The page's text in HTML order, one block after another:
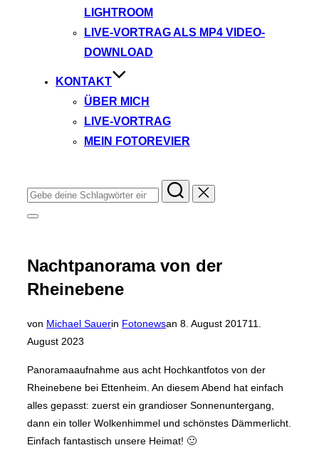
LIGHTROOM
LIVE-VORTRAG ALS MP4 VIDEO-
DOWNLOAD
KONTAKT
ÜBER MICH
LIVE-VORTRAG
MEIN FOTOREVIER
Suchen
nach:
Seitenleiste
Nachtpanorama von der
Rheinebene
von Michael Sauerin Fotonewsan Veröffentlicht
8. August 201711.
August 2023
Panoramaaufnahme aus acht Hochkantfotos von der
Rheinebene bei Ettenheim. An diesem Abend hat einfach
alles gepasst: zuerst ein grandioser Sonnenuntergang,
dann ein toller Wolkenhimmel und schönstes Dämmerlicht.
Einfach fantastisch unsere Heimat! 🙂